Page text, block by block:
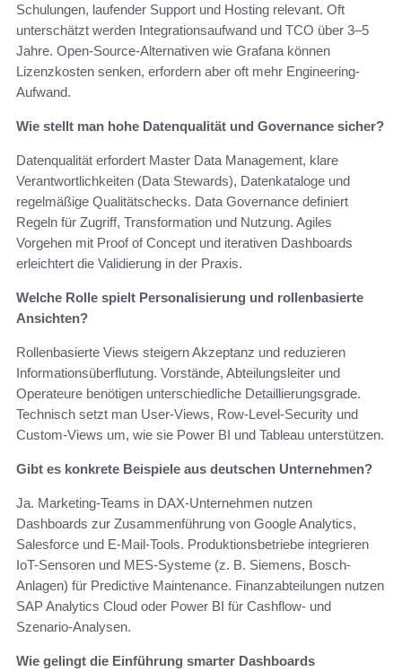
Schulungen, laufender Support und Hosting relevant. Oft
unterschätzt werden Integrationsaufwand und TCO über 3–5
Jahre. Open-Source-Alternativen wie Grafana können
Lizenzkosten senken, erfordern aber oft mehr Engineering-
Aufwand.
Wie stellt man hohe Datenqualität und Governance sicher?
Datenqualität erfordert Master Data Management, klare
Verantwortlichkeiten (Data Stewards), Datenkataloge und
regelmäßige Qualitätschecks. Data Governance definiert
Regeln für Zugriff, Transformation und Nutzung. Agiles
Vorgehen mit Proof of Concept und iterativen Dashboards
erleichtert die Validierung in der Praxis.
Welche Rolle spielt Personalisierung und rollenbasierte
Ansichten?
Rollenbasierte Views steigern Akzeptanz und reduzieren
Informationsüberflutung. Vorstände, Abteilungsleiter und
Operateure benötigen unterschiedliche Detaillierungsgrade.
Technisch setzt man User-Views, Row-Level-Security und
Custom-Views um, wie sie Power BI und Tableau unterstützen.
Gibt es konkrete Beispiele aus deutschen Unternehmen?
Ja. Marketing-Teams in DAX-Unternehmen nutzen
Dashboards zur Zusammenführung von Google Analytics,
Salesforce und E-Mail-Tools. Produktionsbetriebe integrieren
IoT-Sensoren und MES-Systeme (z. B. Siemens, Bosch-
Anlagen) für Predictive Maintenance. Finanzabteilungen nutzen
SAP Analytics Cloud oder Power BI für Cashflow- und
Szenario-Analysen.
Wie gelingt die Einführung smarter Dashboards